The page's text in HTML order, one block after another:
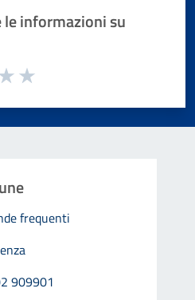
le informazioni su
frequenti
909901